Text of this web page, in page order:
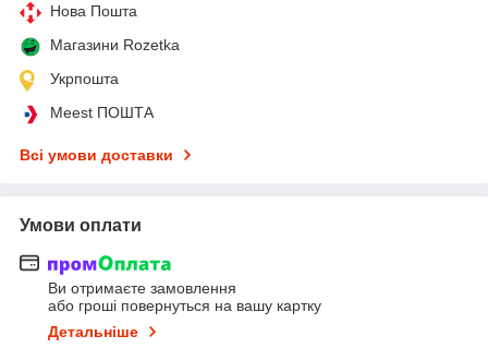
Нова Пошта
Магазини Rozetka
Укрпошта
Meest ПОШТА
Всі умови доставки
Умови оплати
Ви отримаєте замовлення
або гроші повернуться на вашу картку
Детальніше